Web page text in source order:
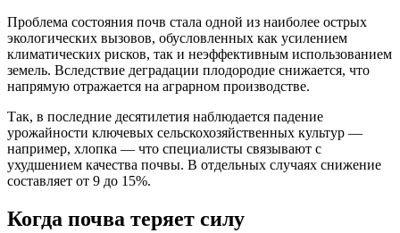
Проблема состояния почв стала одной из наиболее острых
экологических вызовов, обусловленных как усилением
климатических рисков, так и неэффективным использованием
земель. Вследствие деградации плодородие снижается, что
напрямую отражается на аграрном производстве.
Так, в последние десятилетия наблюдается падение
урожайности ключевых сельскохозяйственных культур —
например, хлопка — что специалисты связывают с
ухудшением качества почвы. В отдельных случаях снижение
составляет от 9 до 15%.
Когда почва теряет силу